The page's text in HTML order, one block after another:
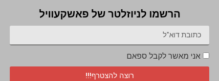
הרשמו לניוזלטר של פאשקעוויל
אני מאשר לקבל ספאם
רוצה להצטרף!!!